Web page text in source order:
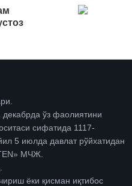
ўз фаолиятини
сифатида 1117-
5 июлда давлат рўйхатидан
МЧЖ.
ёки қисман иқтибос